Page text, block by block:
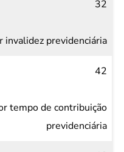
32
invalidez previdenciária
42
tempo de contribuição
previdenciária